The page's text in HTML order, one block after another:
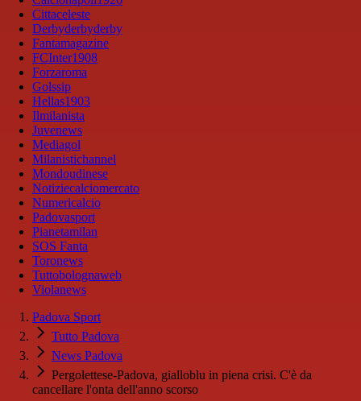
Cittaceleste
Derbyderbyderby
Fantamagazine
FCInter1908
Forzaroma
Golssip
Hellas1903
Ilmilanista
Juvenews
Mediagol
Milanistichannel
Mondoudinese
Notiziecalciomercato
Numericalcio
Padovasport
Pianetamilan
SOS Fanta
Toronews
Tuttobolognaweb
Violanews
Padova Sport
Tutto Padova
News Padova
Pergolettese-Padova, gialloblu in piena crisi. C'è da
cancellare l'onta dell'anno scorso